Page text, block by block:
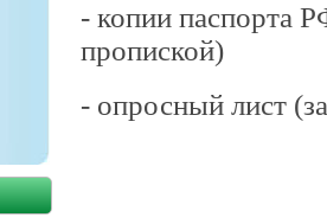
- копии паспорта
пропиской)
- опросный лист